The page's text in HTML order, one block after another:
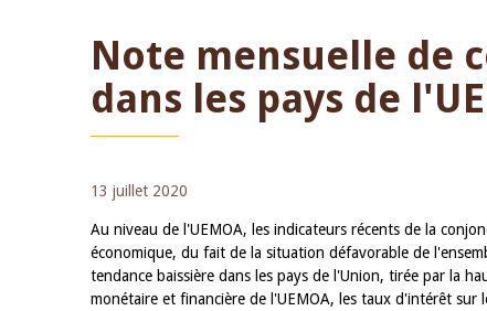
Note mensuelle de
dans les pays de
13 juillet 2020
Au niveau de l'UEMOA, les indicateurs récents de la
économique, du fait de la situation défavorable de
tendance baissière dans les pays de l'Union, tirée par la
monétaire et financière de l'UEMOA, les taux d'intérêt